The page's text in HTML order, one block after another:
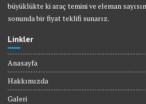
büyüklükte ki araç temini ve eleman
sonunda bir fiyat teklifi sunarız.
Linkler
Anasayfa
Hakkımızda
Galeri